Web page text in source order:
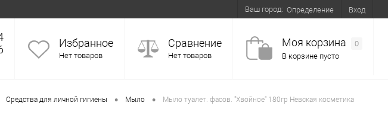
Ваш город: Определение Вход
Избранное
Нет товаров
Сравнение
Нет товаров
Моя корзина
0
В корзине пусто
Средства для личной гигиены • Мыло • Мыло туалет. фасов. "Хвойное" 180гр Невская косметика